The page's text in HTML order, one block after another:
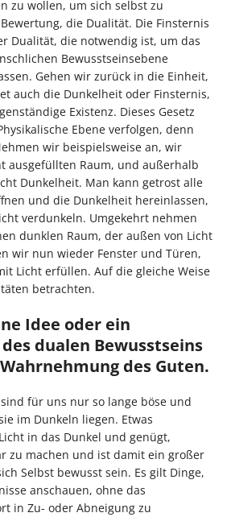
zu wollen, um sich selbst zu
die Dualität. Die Finsternis
Dualität, die notwendig ist, um das
Bewusstseinsebene
Gehen wir zurück in die Einheit,
auch die Dunkelheit oder Finsternis,
Existenz. Dieses Gesetz
Ebene verfolgen, denn
wir beispielsweise an, wir
ausgefüllten Raum, und außerhalb
Dunkelheit. Man kann getrost alle
und die Dunkelheit hereinlassen,
verdunkeln. Umgekehrt nehmen
dunklen Raum, der außen von Licht
wir nun wieder Fenster und Türen,
Licht erfüllen. Auf die gleiche Weise
betrachten.
Idee oder ein
dualen Bewusstseins
des Guten.
für uns nur so lange böse und
im Dunkeln liegen. Etwas
in das Dunkel und genügt,
zu machen und ist damit ein großer
Selbst bewusst sein. Es gilt Dinge,
anschauen, ohne das
in Zu- oder Abneigung zu